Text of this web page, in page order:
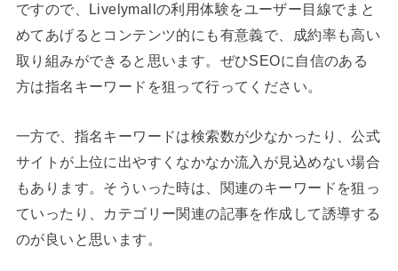
ですので、Livelymallの利用体験をユーザー目線でまと
めてあげるとコンテンツ的にも有意義で、成約率も高い
取り組みができると思います。ぜひSEOに自信のある
方は指名キーワードを狙って行ってください。
一方で、指名キーワードは検索数が少なかったり、公式
サイトが上位に出やすくなかなか流入が見込めない場合
もあります。そういった時は、関連のキーワードを狙っ
ていったり、カテゴリー関連の記事を作成して誘導する
のが良いと思います。